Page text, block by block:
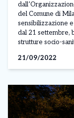
del Comune di
sensibilizzazione
dal 21 settembre,
strutture socio-
21/09/2022